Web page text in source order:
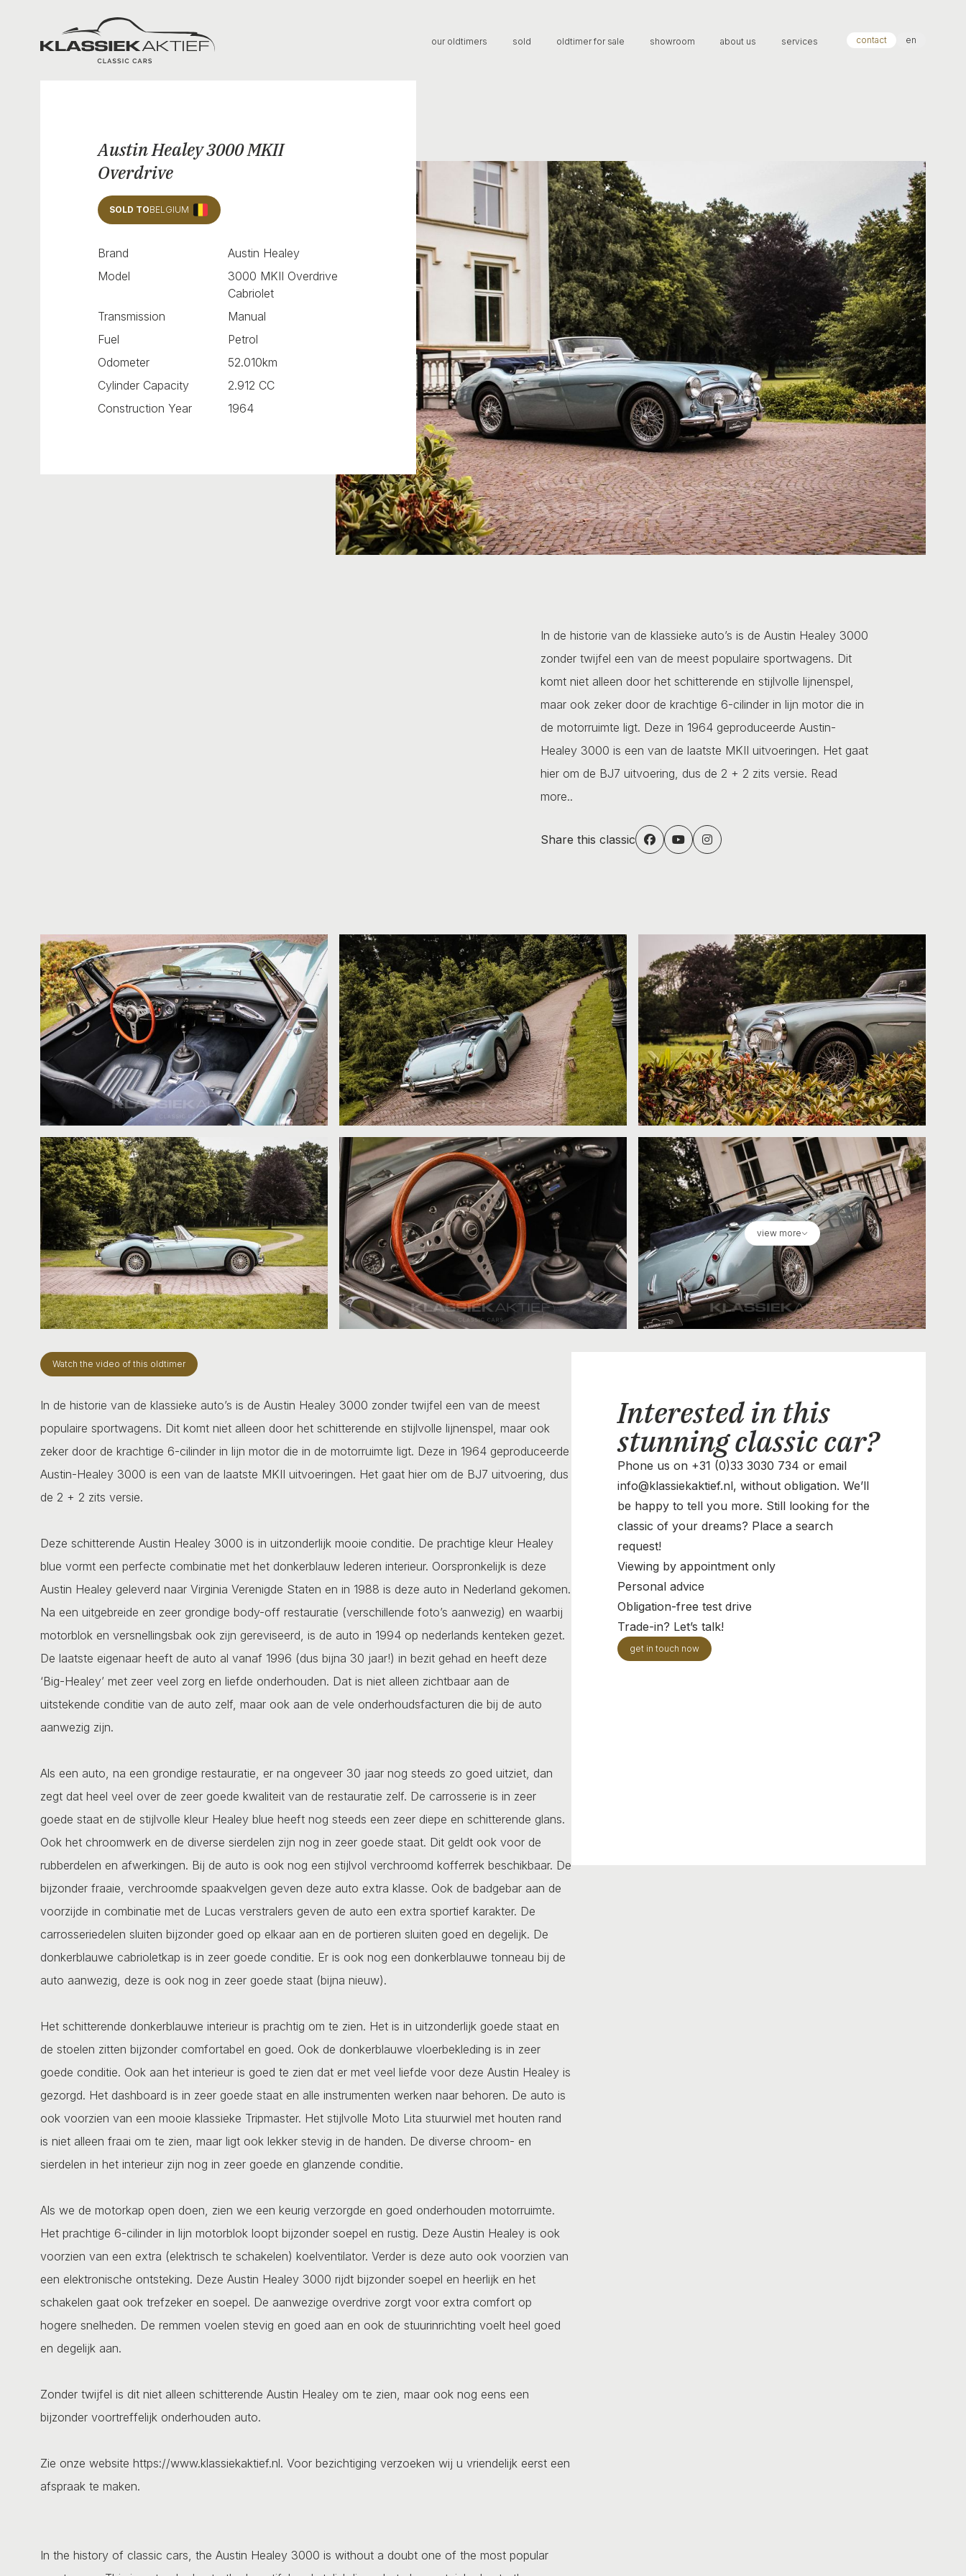
Klassiek Aktief
our oldtimers sold oldtimer for sale showroom about us services contact en
Austin Healey 3000 MKII
Overdrive
SOLD TOBELGIUM
Brand
Austin Healey
Model
3000 MKII Overdrive
Cabriolet
Transmission
Manual
Fuel
Petrol
Odometer
52.010km
Cylinder Capacity
2.912 CC
Construction Year
1964
In de historie van de klassieke auto’s is de Austin Healey 3000
zonder twijfel een van de meest populaire sportwagens. Dit
komt niet alleen door het schitterende en stijlvolle lijnenspel,
maar ook zeker door de krachtige 6-cilinder in lijn motor die in
de motorruimte ligt. Deze in 1964 geproduceerde Austin-
Healey 3000 is een van de laatste MKII uitvoeringen. Het gaat
hier om de BJ7 uitvoering, dus de 2 + 2 zits versie. Read
more..
Share this classic
view more
Watch the video of this oldtimer
In de historie van de klassieke auto’s is de Austin Healey 3000 zonder twijfel een van de meest
populaire sportwagens. Dit komt niet alleen door het schitterende en stijlvolle lijnenspel, maar ook
zeker door de krachtige 6-cilinder in lijn motor die in de motorruimte ligt. Deze in 1964 geproduceerde
Austin-Healey 3000 is een van de laatste MKII uitvoeringen. Het gaat hier om de BJ7 uitvoering, dus
de 2 + 2 zits versie.
Deze schitterende Austin Healey 3000 is in uitzonderlijk mooie conditie. De prachtige kleur Healey
blue vormt een perfecte combinatie met het donkerblauw lederen interieur. Oorspronkelijk is deze
Austin Healey geleverd naar Virginia Verenigde Staten en in 1988 is deze auto in Nederland gekomen.
Na een uitgebreide en zeer grondige body-off restauratie (verschillende foto’s aanwezig) en waarbij
motorblok en versnellingsbak ook zijn gereviseerd, is de auto in 1994 op nederlands kenteken gezet.
De laatste eigenaar heeft de auto al vanaf 1996 (dus bijna 30 jaar!) in bezit gehad en heeft deze
‘Big-Healey’ met zeer veel zorg en liefde onderhouden. Dat is niet alleen zichtbaar aan de
uitstekende conditie van de auto zelf, maar ook aan de vele onderhoudsfacturen die bij de auto
aanwezig zijn.
Als een auto, na een grondige restauratie, er na ongeveer 30 jaar nog steeds zo goed uitziet, dan
zegt dat heel veel over de zeer goede kwaliteit van de restauratie zelf. De carrosserie is in zeer
goede staat en de stijlvolle kleur Healey blue heeft nog steeds een zeer diepe en schitterende glans.
Ook het chroomwerk en de diverse sierdelen zijn nog in zeer goede staat. Dit geldt ook voor de
rubberdelen en afwerkingen. Bij de auto is ook nog een stijlvol verchroomd kofferrek beschikbaar. De
bijzonder fraaie, verchroomde spaakvelgen geven deze auto extra klasse. Ook de badgebar aan de
voorzijde in combinatie met de Lucas verstralers geven de auto een extra sportief karakter. De
carrosseriedelen sluiten bijzonder goed op elkaar aan en de portieren sluiten goed en degelijk. De
donkerblauwe cabrioletkap is in zeer goede conditie. Er is ook nog een donkerblauwe tonneau bij de
auto aanwezig, deze is ook nog in zeer goede staat (bijna nieuw).
Het schitterende donkerblauwe interieur is prachtig om te zien. Het is in uitzonderlijk goede staat en
de stoelen zitten bijzonder comfortabel en goed. Ook de donkerblauwe vloerbekleding is in zeer
goede conditie. Ook aan het interieur is goed te zien dat er met veel liefde voor deze Austin Healey is
gezorgd. Het dashboard is in zeer goede staat en alle instrumenten werken naar behoren. De auto is
ook voorzien van een mooie klassieke Tripmaster. Het stijlvolle Moto Lita stuurwiel met houten rand
is niet alleen fraai om te zien, maar ligt ook lekker stevig in de handen. De diverse chroom- en
sierdelen in het interieur zijn nog in zeer goede en glanzende conditie.
Als we de motorkap open doen, zien we een keurig verzorgde en goed onderhouden motorruimte.
Het prachtige 6-cilinder in lijn motorblok loopt bijzonder soepel en rustig. Deze Austin Healey is ook
voorzien van een extra (elektrisch te schakelen) koelventilator. Verder is deze auto ook voorzien van
een elektronische ontsteking. Deze Austin Healey 3000 rijdt bijzonder soepel en heerlijk en het
schakelen gaat ook trefzeker en soepel. De aanwezige overdrive zorgt voor extra comfort op
hogere snelheden. De remmen voelen stevig en goed aan en ook de stuurinrichting voelt heel goed
en degelijk aan.
Zonder twijfel is dit niet alleen schitterende Austin Healey om te zien, maar ook nog eens een
bijzonder voortreffelijk onderhouden auto.
Zie onze website https://www.klassiekaktief.nl. Voor bezichtiging verzoeken wij u vriendelijk eerst een
afspraak te maken.
In the history of classic cars, the Austin Healey 3000 is without a doubt one of the most popular
Interested in this
stunning classic car?
Phone us on +31 (0)33 3030 734 or email
info@klassiekaktief.nl, without obligation. We’ll
be happy to tell you more. Still looking for the
classic of your dreams? Place a search
request!
Viewing by appointment only
Personal advice
Obligation-free test drive
Trade-in? Let’s talk!
get in touch now